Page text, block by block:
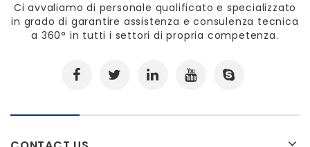
Ci avvaliamo di personale qualificato e specializzato
in grado di garantire assistenza e consulenza tecnica
a 360° in tutti i settori di propria competenza.